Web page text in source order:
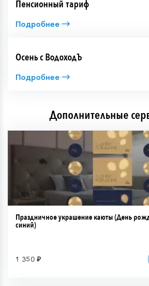
Пенсионный тариф
Подробнее
Осень с ВодоходЪ
Подробнее
Дополнительные
Праздничное украшение каюты (День
синий)
1 350 ₽